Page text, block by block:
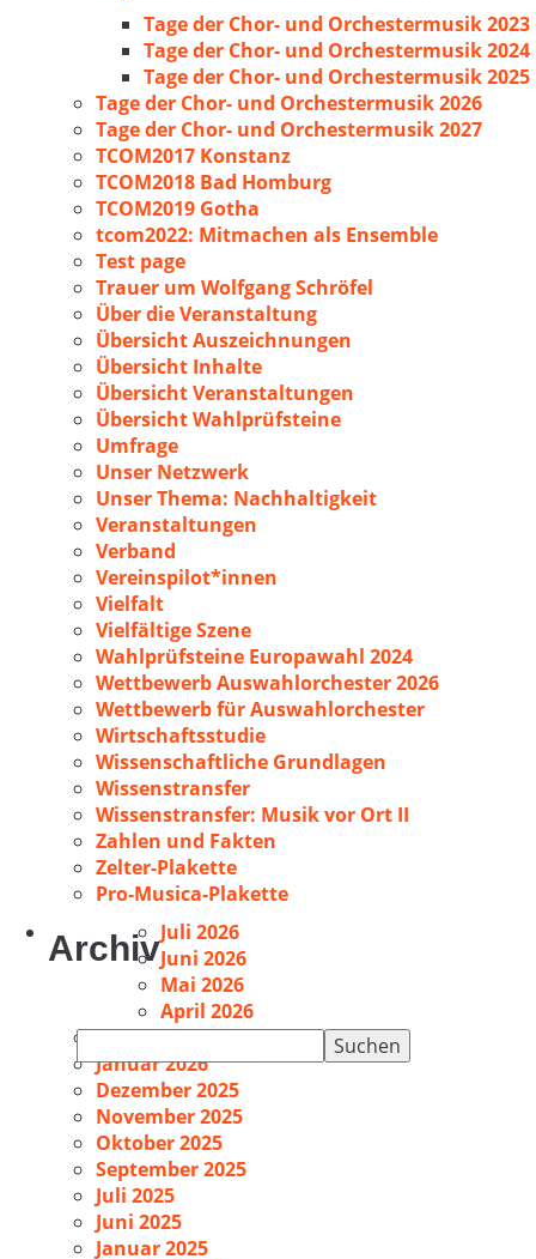
Suchen
nach:
Tage der Chor- und Orchestermusik 2023
Tage der Chor- und Orchestermusik 2024
Tage der Chor- und Orchestermusik 2025
Tage der Chor- und Orchestermusik 2026
Tage der Chor- und Orchestermusik 2027
TCOM2017 Konstanz
TCOM2018 Bad Homburg
TCOM2019 Gotha
tcom2022: Mitmachen als Ensemble
Test page
Trauer um Wolfgang Schröfel
Über die Veranstaltung
Übersicht Auszeichnungen
Übersicht Inhalte
Übersicht Veranstaltungen
Übersicht Wahlprüfsteine
Umfrage
Unser Netzwerk
Unser Thema: Nachhaltigkeit
Veranstaltungen
Verband
Vereinspilot*innen
Vielfalt
Vielfältige Szene
Wahlprüfsteine Europawahl 2024
Wettbewerb Auswahlorchester 2026
Wettbewerb für Auswahlorchester
Wirtschaftsstudie
Wissenschaftliche Grundlagen
Wissenstransfer
Wissenstransfer: Musik vor Ort II
Zahlen und Fakten
Zelter-Plakette
Pro-Musica-Plakette
ArchivJuli 2026
Juni 2026
Mai 2026
April 2026
Februar 2026
Januar 2026
Dezember 2025
November 2025
Oktober 2025
September 2025
Juli 2025
Juni 2025
Januar 2025